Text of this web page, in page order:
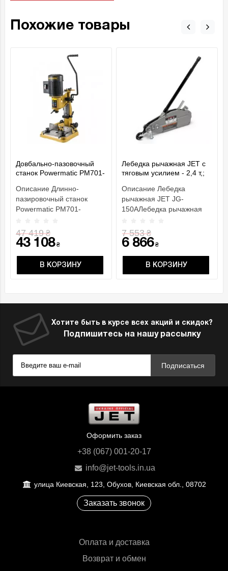
Похожие товары
Довбально-пазовочный
станок Powermatic PM701-
Описание Длинно-
пазировочный станок
Powermatic PM701-
Рельсовый механизм
подачи с газовы..
47 419₴
43 108₴
В КОРЗИНУ
Лебедка рычажная JET с
тяговым усилием - 2,4 т,;
разм.- 545х 260х 90мм
Описание Лебедка
рычажная JET JG-
150AЛебедка рычажная
но очень мощное
приспос..
7 553₴
6 866₴
В КОРЗИНУ
Хотите быть в курсе всех акций и скидок?
Подпишитесь на нашу рассылку
Подписаться
Оформить заказ
+38 (067) 001-20-17
info@jet-tools.in.ua
улица Киевская, 123, Обухов, Киевская обл., 08702
Заказать звонок
Оплата и доставка
Возврат и обмен